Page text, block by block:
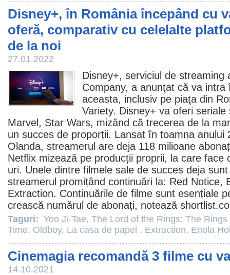
Disney+, în România începând cu
oferă, comparativ cu celelalte
de la noi
27.01.2022
Disney+, serviciul de streaming
Company, a anunţat că va
aceasta, inclusiv pe piaţa din
Variety. Disney+ va oferi
Marvel, Star Wars, mizând că trecerea de la
un succes de proporții. Lansat în toamna anului
Olanda, streamerul are deja 118 milioane
Netflix mizează pe producții proprii, la care face
uri. Unele dintre filmele sale de succes deja
streamerul promițând continuări la: Red Notice,
Extraction. Continuările de filme sunt esențiale
crească numărul de abonați, notează
Taguri: Yoo Ji-Tae, The Lord of the Rings: The Rings
Time, Oldboy, La casa de papel , Extraction, Enola
Cinemagia recomandă 3 filme cu
14.10.2021